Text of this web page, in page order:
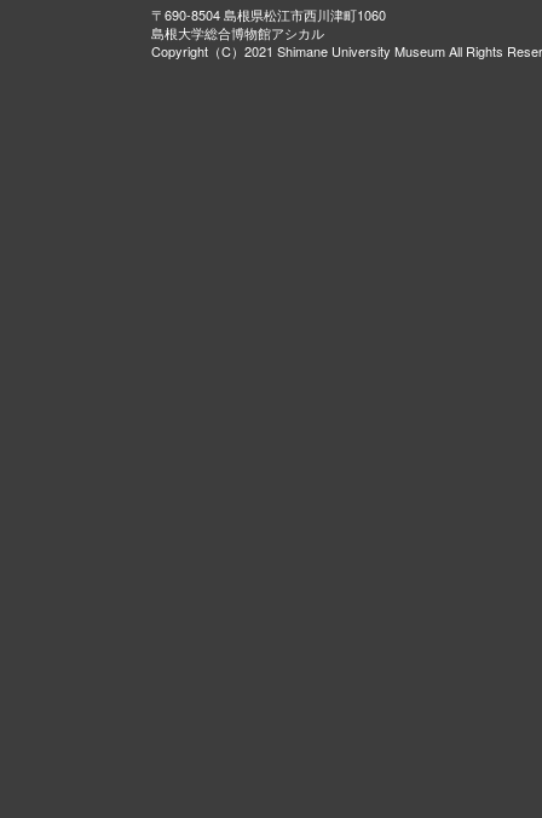
〒690-8504 島根県松江市西川津町1060
島根大学総合博物館アシカル
Copyright（C）2021 Shimane University Museum All Rights